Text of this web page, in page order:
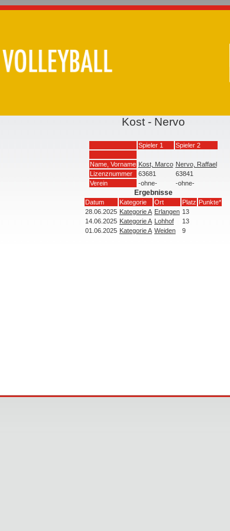
Kost - Nervo
Spieler 1 Spieler 2
Name, Vorname Kost, Marco Nervo, Raffael
Lizenznummer
63681
63841
Verein
-ohne- -ohne-
Ergebnisse
Datum Kategorie Ort Platz Punkte*
28.06.2025 Kategorie A Erlangen 13
14.06.2025 Kategorie A Lohhof
13
01.06.2025 Kategorie A Weiden 9